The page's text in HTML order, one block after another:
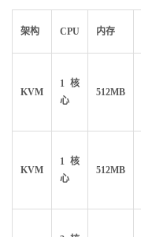
架构 CPU 内存
KVM
1核
心
512MB
KVM
1核
心
512MB